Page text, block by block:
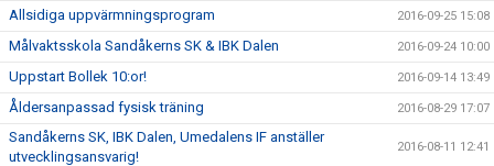
Allsidiga uppvärmningsprogram 2016-09-25 15:08
Målvaktsskola Sandåkerns SK & IBK Dalen 2016-09-24 10:00
Uppstart Bollek 10:or! 2016-09-14 13:49
Åldersanpassad fysisk träning 2016-08-29 17:07
Sandåkerns SK, IBK Dalen, Umedalens IF anställer
utvecklingsansvarig!
2016-08-11 12:41